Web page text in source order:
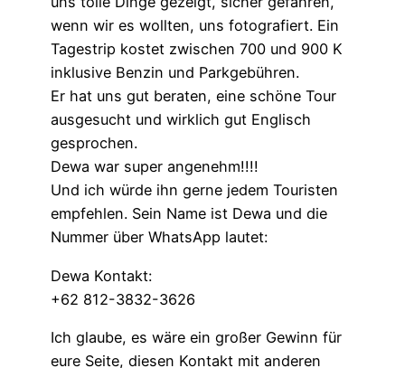
wenn wir es wollten, uns fotografiert. Ein
Tagestrip kostet zwischen 700 und 900 K
inklusive Benzin und Parkgebühren.
Er hat uns gut beraten, eine schöne Tour
ausgesucht und wirklich gut Englisch
gesprochen.
Dewa war super angenehm!!!!
Und ich würde ihn gerne jedem Touristen
empfehlen. Sein Name ist Dewa und die
Nummer über WhatsApp lautet:
Dewa Kontakt:
+62 812-3832-3626
Ich glaube, es wäre ein großer Gewinn für
eure Seite, diesen Kontakt mit anderen